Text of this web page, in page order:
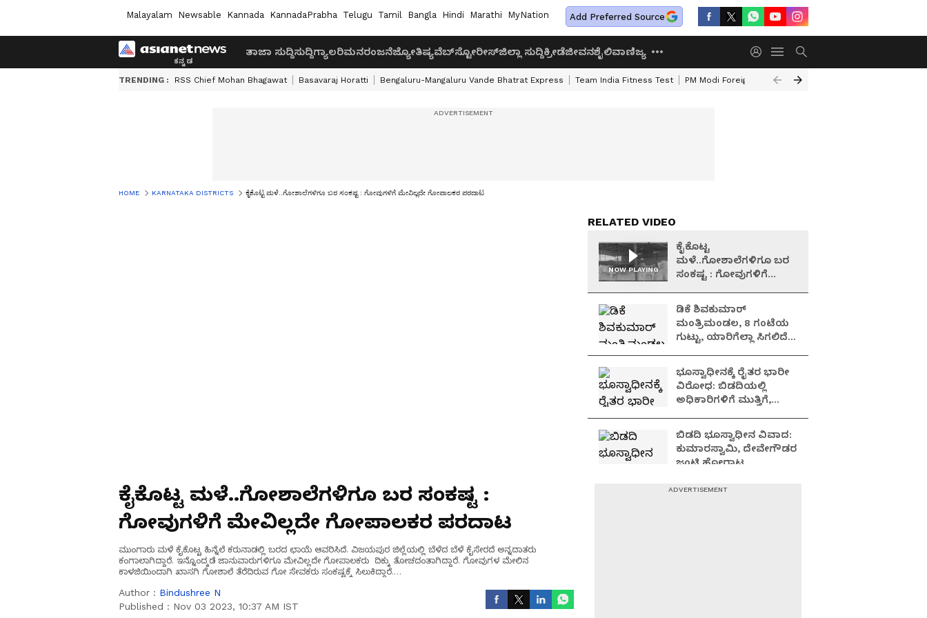
Malayalam Newsable Kannada KannadaPrabha Telugu Tamil Bangla Hindi Marathi MyNation Add Preferred Source
ತಾಜಾ ಸುದ್ದಿಸುದ್ದಿಗ್ಯಾಲರಿಮನರಂಜನೆಜ್ಯೋತಿಷ್ಯವೆಬ್‌ಸ್ಟೋರೀಸ್ಜಿಲ್ಲಾ ಸುದ್ದಿಕ್ರೀಡೆಜೀವನಶೈಲಿವಾಣಿಜ್ಯ
TRENDING : RSS Chief Mohan Bhagawat Basavaraj Horatti Bengaluru-Mangaluru Vande Bhatrat Express Team India Fitness Test PM Modi Foreign Travel Expenditure
HOME KARNATAKA DISTRICTS ಕೈಕೊಟ್ಟ ಮಳೆ..ಗೋಶಾಲೆಗಳಿಗೂ ಬರ ಸಂಕಷ್ಟ : ಗೋವುಗಳಿಗೆ ಮೇವಿಲ್ಲದೇ ಗೋಪಾಲಕರ ಪರದಾಟ
ಕೈಕೊಟ್ಟ ಮಳೆ..ಗೋಶಾಲೆಗಳಿಗೂ ಬರ ಸಂಕಷ್ಟ :
ಗೋವುಗಳಿಗೆ ಮೇವಿಲ್ಲದೇ ಗೋಪಾಲಕರ ಪರದಾಟ
ಮುಂಗಾರು ಮಳೆ ಕೈಕೊಟ್ಟ ಹಿನ್ನೆಲೆ ಕರುನಾಡಲ್ಲಿ ಬರದ ಛಾಯೆ ಆವರಿಸಿದೆ. ವಿಜಯಪುರ ಜಿಲ್ಲೆಯಲ್ಲಿ ಬೆಳೆದ ಬೆಳೆ ಕೈಸೇರದೆ ಅನ್ನದಾತರು
ಕಂಗಾಲಾಗಿದ್ದಾರೆ. ಇನ್ನೊಂದ್ಕಡೆ ಜಾನುವಾರುಗಳಿಗೂ ಮೇವಿಲ್ಲದೇ ಗೋಪಾಲಕರು ದಿಕ್ಕು ತೋಚದಂತಾಗಿದ್ದಾರೆ. ಗೋವುಗಳ ಮೇಲಿನ
ಕಾಳಜಿಯಿಂದಾಗಿ ಖಾಸಗಿ ಗೋಶಾಲೆ ತೆರೆದಿರುವ ಗೋ ಸೇವಕರು ಸಂಕಷ್ಟಕ್ಕೆ ಸಿಲುಕಿದ್ದಾರೆ.
Author : Bindushree N
Published : Nov 03 2023, 10:37 AM IST
RELATED VIDEO
NOW PLAYING
ಕೈಕೊಟ್ಟ
ಮಳೆ..ಗೋಶಾಲೆಗಳಿಗೂ ಬರ
ಸಂಕಷ್ಟ : ಗೋವುಗಳಿಗೆ
ಡಿಕೆ ಶಿವಕುಮಾರ್
ಮಂತ್ರಿಮಂಡಲ, 8 ಗಂಟೆಯ
ಗುಟ್ಟು, ಯಾರಿಗೆಲ್ಲಾ ಸಿಗಲಿದೆ
ಭೂಸ್ವಾಧೀನಕ್ಕೆ ರೈತರ ಭಾರೀ
ವಿರೋಧ: ಬಿಡದಿಯಲ್ಲಿ
ಅಧಿಕಾರಿಗಳಿಗೆ ಮುತ್ತಿಗೆ,
ಬಿಡದಿ ಭೂಸ್ವಾಧೀನ ವಿವಾದ:
ಕುಮಾರಸ್ವಾಮಿ, ದೇವೇಗೌಡರ
ಜಂಟಿ ಹೋರಾಟ